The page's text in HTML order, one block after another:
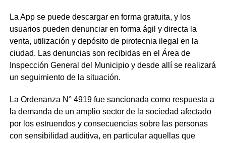
La App se puede descargar en forma gratuita, y los
usuarios pueden denunciar en forma ágil y directa la
venta, utilización y depósito de pirotecnia ilegal en la
ciudad. Las denuncias son recibidas en el Área de
Inspección General del Municipio y desde allí se realizará
un seguimiento de la situación.
La Ordenanza N° 4919 fue sancionada como respuesta a
la demanda de un amplio sector de la sociedad afectado
por los estruendos y consecuencias sobre las personas
con sensibilidad auditiva, en particular aquellas que